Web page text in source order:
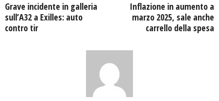
Grave incidente in galleria
sull’A32 a Exilles: auto
contro tir
Inflazione in aumento a
marzo 2025, sale anche
carrello della spesa